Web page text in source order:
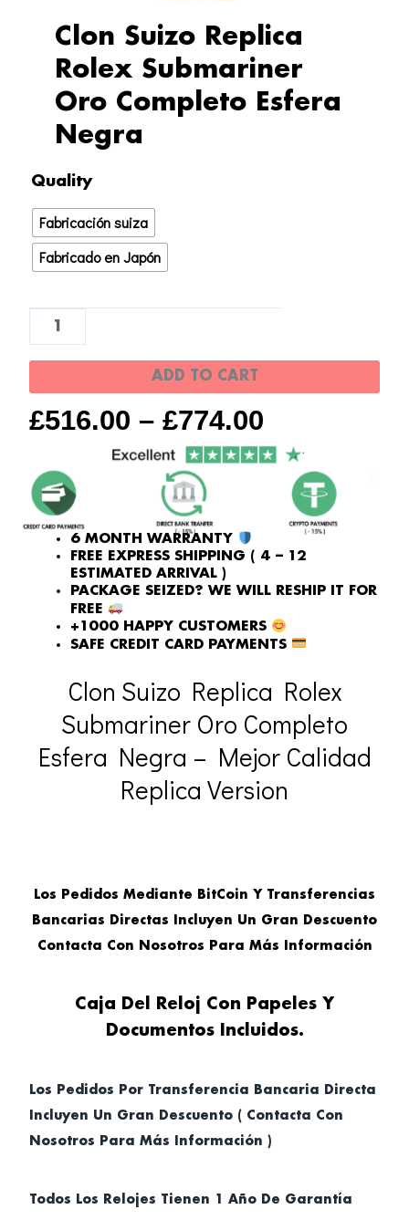
Clon Suizo Replica
Rolex Submariner
Oro Completo Esfera
Negra
£516.00 – £774.00
Quality
Fabricación suiza
Fabricado en Japón
Clon
Replica
Rolex
Submariner
Oro
Completo
Esfera
quantity
ADD TO CART
6 MONTH WARRANTY
FREE EXPRESS SHIPPING ( 4 – 12
ESTIMATED ARRIVAL )
PACKAGE SEIZED? WE WILL RESHIP IT FOR
FREE
+1000 HAPPY CUSTOMERS
SAFE CREDIT CARD PAYMENTS
Clon Suizo Replica Rolex
Submariner Oro Completo
Esfera Negra – Mejor Calidad
Replica Version
Los Pedidos Mediante BitCoin Y Transferencias
Bancarias Directas Incluyen Un Gran Descuento
Contacta Con Nosotros Para Más Información
Caja Del Reloj Con Papeles Y
Documentos Incluidos.
Los Pedidos Por Transferencia Bancaria Directa
Incluyen Un Gran Descuento ( Contacta Con
Nosotros Para Más Información )
Todos Los Relojes Tienen 1 Año De Garantía